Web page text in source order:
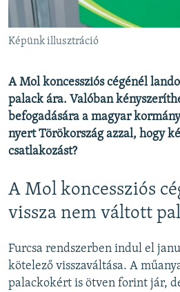
KLÍMAVÁLTOZÁS
A MÚLT TANULSÁGAI
KÖVESSEN MINKET!
Valamennyi RFE/RL weboldal
Képünk illusztráció
A Mol koncessziós cégénél
palack ára. Valóban
befogadására a magyar
nyert Törökország azzal, hogy
csatlakozást?
A Mol koncessziós
vissza nem váltott
Furcsa rendszerben indul el
kötelező visszaváltása. A
palackokért is ötven forint jár,